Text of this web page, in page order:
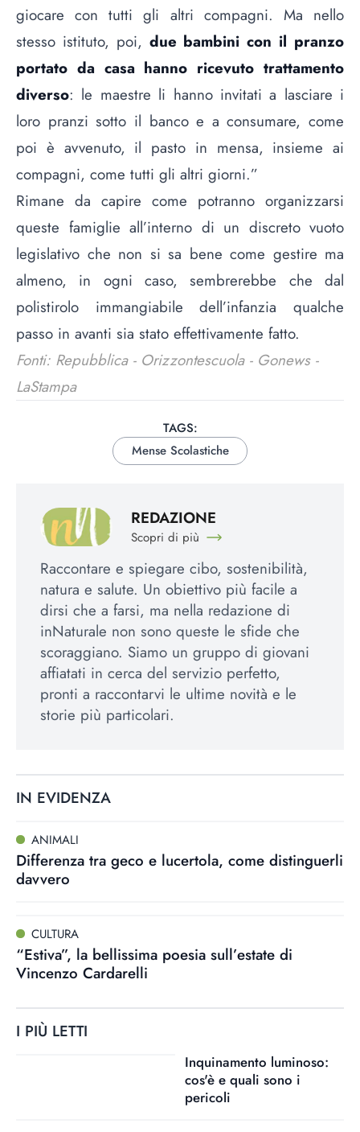
giocare con tutti gli altri compagni. Ma nello
stesso istituto, poi, due bambini con il pranzo
portato da casa hanno ricevuto trattamento
diverso: le maestre li hanno invitati a lasciare i
loro pranzi sotto il banco e a consumare, come
poi è avvenuto, il pasto in mensa, insieme ai
compagni, come tutti gli altri giorni.”
Rimane da capire come potranno organizzarsi
queste famiglie all’interno di un discreto vuoto
legislativo che non si sa bene come gestire ma
almeno, in ogni caso, sembrerebbe che dal
polistirolo immangiabile dell’infanzia qualche
passo in avanti sia stato effettivamente fatto.
Fonti: Repubblica - Orizzontescuola - Gonews -
LaStampa
TAGS:
Mense Scolastiche
REDAZIONE
Scopri di più
Raccontare e spiegare cibo, sostenibilità,
natura e salute. Un obiettivo più facile a
dirsi che a farsi, ma nella redazione di
inNaturale non sono queste le sfide che
scoraggiano. Siamo un gruppo di giovani
affiatati in cerca del servizio perfetto,
pronti a raccontarvi le ultime novità e le
storie più particolari.
IN EVIDENZA
ANIMALI
Differenza tra geco e lucertola, come distinguerli
davvero
CULTURA
“Estiva”, la bellissima poesia sull’estate di
Vincenzo Cardarelli
I PIÙ LETTI
Inquinamento luminoso:
cos'è e quali sono i
pericoli